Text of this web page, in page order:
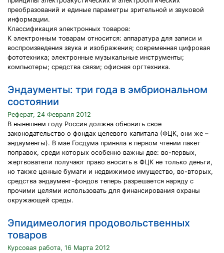
преобразований и единые параметры зрительной и звуковой
информации.
Классификация электронных товаров:
К электронным товарам относится: аппаратура для записи и
воспроизведения звука и изображения; современная цифровая
фототехника; электронные музыкальные инструменты;
компьютеры; средства связи; офисная оргтехника.
Эндаументы: три года в эмбриональном
состоянии
Реферат, 24 Февраля 2012
В нынешнем году Россия должна обновить свое
законодательство о фондах целевого капитала (ФЦК, они же –
эндаументы). В мае Госдума приняла в первом чтении пакет
поправок, среди которых особенно важны две: во-первых,
жертвователи получают право вносить в ФЦК не только деньги,
но также ценные бумаги и недвижимое имущество, во-вторых,
средства эндаумент-фондов теперь разрешается наряду с
прочими целями использовать для финансирования охраны
окружающей среды.
Эпидимеология продовольственных
товаров
Курсовая работа, 16 Марта 2012